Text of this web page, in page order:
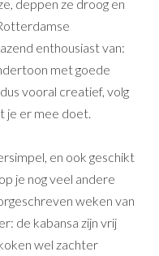
deppen ze droog en
enthousiast van:
met goede
vooral creatief, volg
je er mee doet.
en ook geschikt
je nog veel andere
weken van
de kabansa zijn vrij
wel zachter